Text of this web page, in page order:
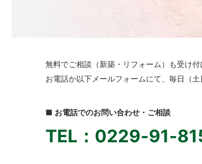
無料でご相談（新築・リフォーム）も受け付
お電話か以下メールフォームにて、毎日（
■ お電話でのお問い合わせ・ご相談
TEL：0229-91-